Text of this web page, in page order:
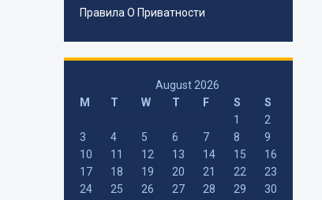
Правила О Приватности
August 2026
M
T W T F S
S
1
2
3
4 5 6 7 8
9
10
11 12 13 14 15
16
17
18 19 20 21 22
23
24
25 26 27 28 29
30